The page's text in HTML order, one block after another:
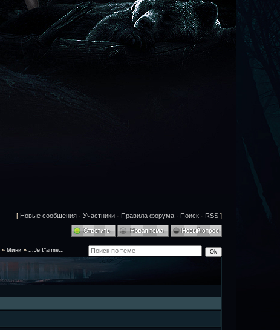
[ Новые сообщения · Участники · Правила форума · Поиск · RSS ]
» Мини » ...Je t"aime...